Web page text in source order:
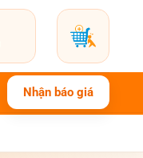
Nhận báo giá